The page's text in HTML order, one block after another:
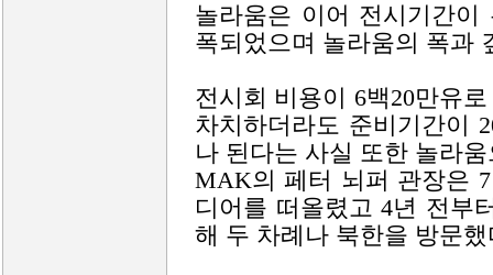
놀라움은 이어 전시기간
폭되었으며 놀라움의 폭과
전시회 비용이 6백20만유
차치하더라도 준비기간이
나 된다는 사실 또한 놀라
MAK의 페터 뇌퍼 관장은
디어를 떠올렸고 4년 전부
해 두 차례나 북한을 방문